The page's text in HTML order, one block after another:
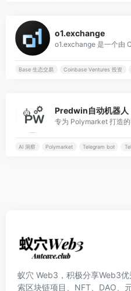
o1.exchange
Base 生态交易 Coinbase Ventures 投资
Predwin自动机器人
AI 洞察 Polymarket Telegram bot
蚁穴 Web3，积极分享Web3
索区块链项目、NFT、DAO、